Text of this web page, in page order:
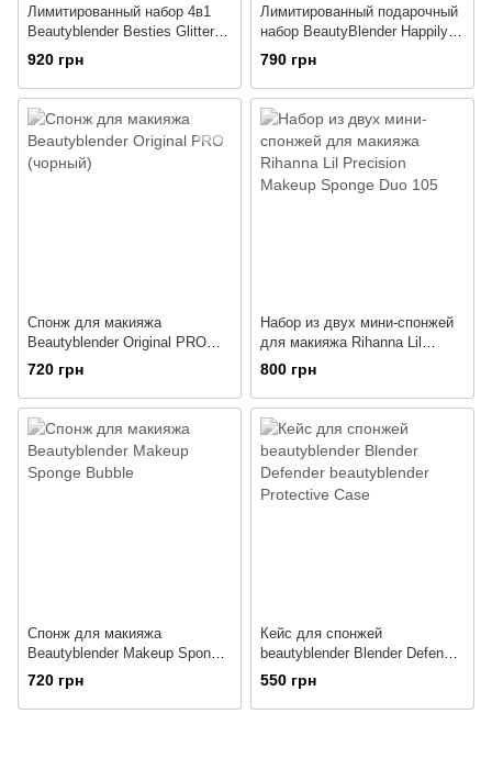
Лимитированный набор 4в1
Beautyblender Besties Glitter
Starter Set
920 грн
Лимитированный подарочный
набор BeautyBlender Happily
Blended After
790 грн
Спонж для макияжа
Beautyblender Original PRO
(чорный)
720 грн
Набор из двух мини-спонжей
для макияжа Rihanna Lil
Precision Makeup Sponge Duo
800 грн
Спонж для макияжа
Beautyblender Makeup Sponge
Bubble
720 грн
Кейс для спонжей
beautyblender Blender Defender
beautyblender Protective Case
550 грн